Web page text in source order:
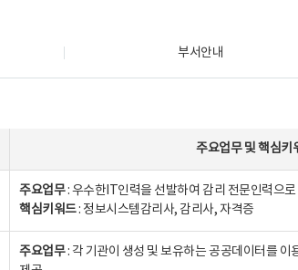
부서안내
주요업무및핵심키
주요업무: 우수한IT인력을 선발하여 감리 전문인력으
핵심키워드: 정보시스템감리사, 감리사, 자격증
주요업무: 각 기관이 생성 및 보유하는 공공데이터를 이